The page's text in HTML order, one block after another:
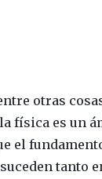
otras
física es un
el
tanto